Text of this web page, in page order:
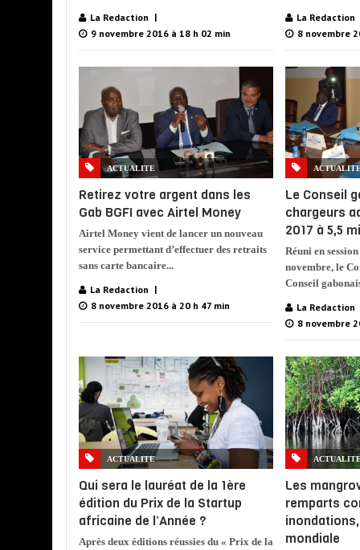
La Redaction
9 novembre 2016 à 18 h 02 min
La Redaction
8 novembre
ACTUALITE
Retirez votre argent dans les
Gab BGFI avec Airtel Money
Airtel Money vient de lancer un nouveau
service permettant d’effectuer des retraits
sans carte bancaire...
La Redaction
8 novembre 2016 à 20 h 47 min
Le Conseil
chargeurs
2017 à 5,5
Réuni en
novembre, le
Conseil
La Redaction
8 novembre
ACTUALITE
Qui sera le lauréat de la 1ère
édition du Prix de la Startup
africaine de l’Année ?
Après deux éditions réussies du « Prix de la
Les
remparts
mondiale